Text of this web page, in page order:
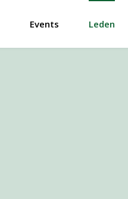
Events Leden